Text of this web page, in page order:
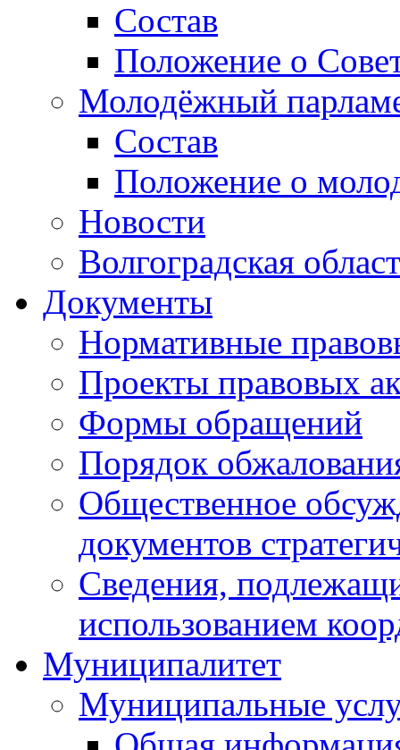
Состав
Положение о
Молодёжный
Состав
Положение о
Новости
Волгоградская
Документы
Нормативные
Проекты правовых
Формы обращений
Порядок
Общественное
документов
Сведения,
использованием
Муниципалитет
Муниципальные